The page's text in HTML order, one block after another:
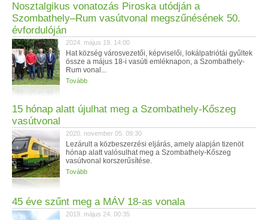
Nosztalgikus vonatozás Piroska utódján a
Szombathely–Rum vasútvonal megszűnésének 50.
évfordulóján
2024. május 19. 14:00
Hat község városvezetői, képviselői, lokálpatriótái gyűltek
össze a május 18-i vasúti emléknapon, a Szombathely-
Rum vonal...
Tovább
15 hónap alatt újulhat meg a Szombathely-Kőszeg
vasútvonal
2020. november 05. 09:30
Lezárult a közbeszerzési eljárás, amely alapján tizenöt
hónap alatt valósulhat meg a Szombathely-Kőszeg
vasútvonal korszerűsítése.
Tovább
45 éve szűnt meg a MÁV 18-as vonala
2019. május 24. 00:35